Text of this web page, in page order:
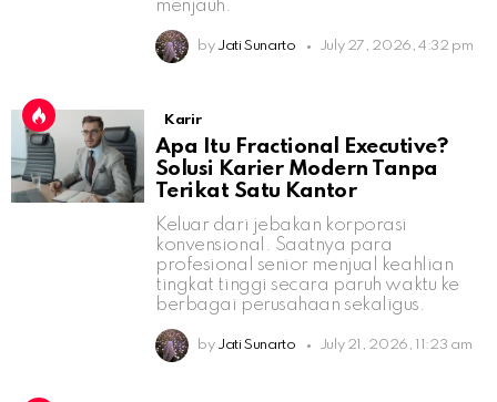
menjauh.
by Jati Sunarto July 27, 2026, 4:32 pm
Karir
Apa Itu Fractional Executive?
Solusi Karier Modern Tanpa
Terikat Satu Kantor
Keluar dari jebakan korporasi
konvensional. Saatnya para
profesional senior menjual keahlian
tingkat tinggi secara paruh waktu ke
berbagai perusahaan sekaligus.
by Jati Sunarto July 21, 2026, 11:23 am